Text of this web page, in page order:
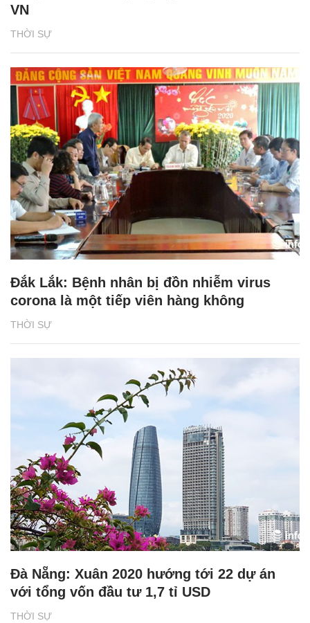
THỜI SỰ
VN
THỜI SỰ
Đắk Lắk: Bệnh nhân bị đồn nhiễm virus
corona là một tiếp viên hàng không
THỜI SỰ
Đà Nẵng: Xuân 2020 hướng tới 22 dự án
với tổng vốn đầu tư 1,7 tỉ USD